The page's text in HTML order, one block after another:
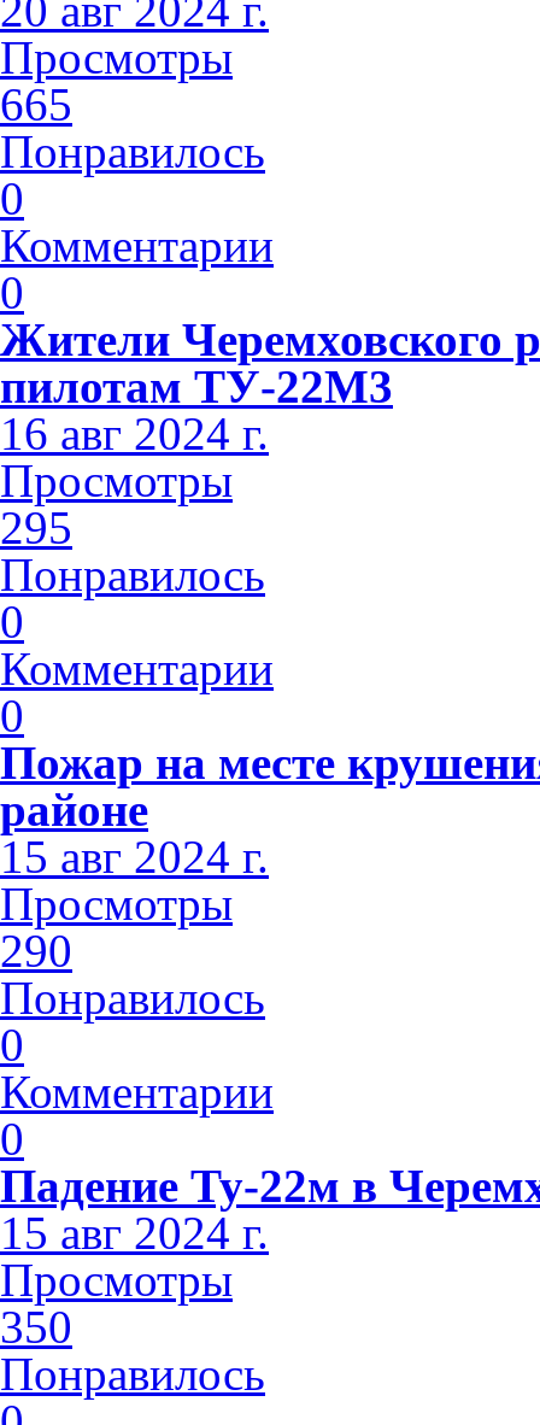
Просмотры
665
Понравилось
0
Комментарии
0
Жители Черемховского
пилотам ТУ-22М3
16 авг 2024 г.
Просмотры
295
Понравилось
0
Комментарии
0
Пожар на месте
районе
15 авг 2024 г.
Просмотры
290
Понравилось
0
Комментарии
0
Падение Ту-22м в
15 авг 2024 г.
Просмотры
350
Понравилось